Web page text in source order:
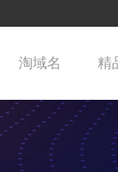
淘域名 精